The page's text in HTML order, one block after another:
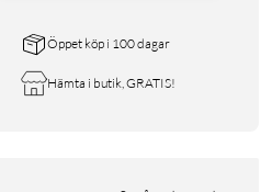
Öppet köp i 100 dagar
Hämta i butik, GRATIS!